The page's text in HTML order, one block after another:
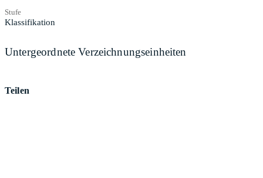
Stufe
Klassifikation
Untergeordnete Verzeichnungseinheiten
Teilen